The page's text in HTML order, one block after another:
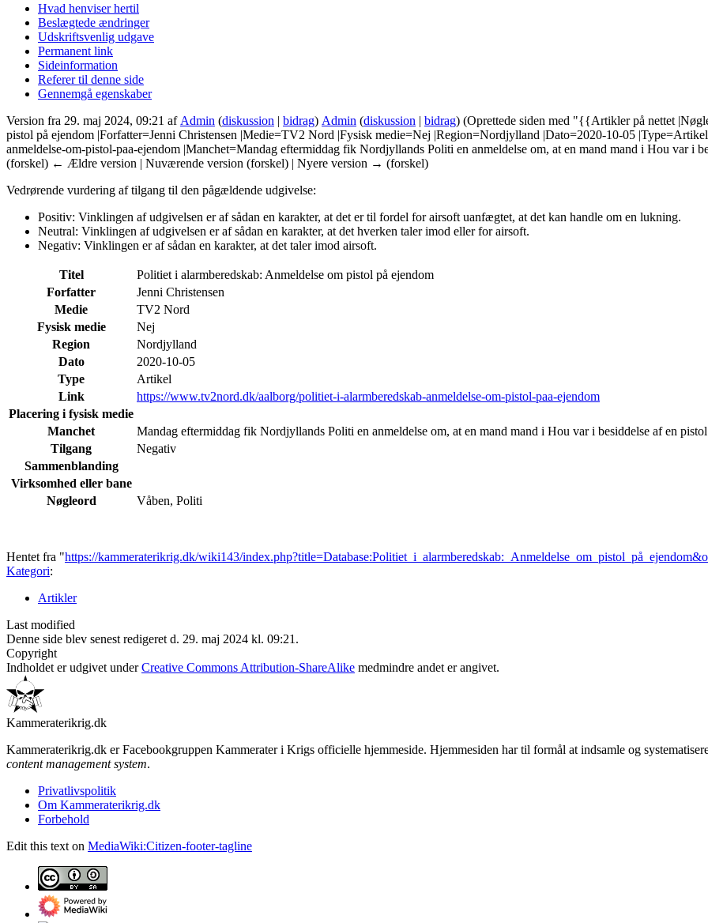
Hvad henviser hertil
Beslægtede ændringer
Udskriftsvenlig udgave
Permanent link
Sideinformation
Referer til denne side
Gennemgå egenskaber
Version fra 29. maj 2024, 09:21 af Admin (diskussion | bidrag) Admin (diskussion | bidrag) (Oprettede siden med "{{Artikler på nettet
pistol på ejendom |Forfatter=Jenni Christensen |Medie=TV2 Nord |Fysisk medie=Nej |Region=Nordjylland |Dato=2020-10-05
anmeldelse-om-pistol-paa-ejendom |Manchet=Mandag eftermiddag fik Nordjyllands Politi en anmeldelse om, at en mand mand i Hou var i
(forskel) ← Ældre version | Nuværende version (forskel) | Nyere version → (forskel)
Vedrørende vurdering af tilgang til den pågældende udgivelse:
Positiv: Vinklingen af udgivelsen er af sådan en karakter, at det er til fordel for airsoft uanfægtet, at det kan handle om en lukning.
Neutral: Vinklingen af udgivelsen er af sådan en karakter, at det hverken taler imod eller for airsoft.
Negativ: Vinklingen er af sådan en karakter, at det taler imod airsoft.
Titel
Politiet i alarmberedskab: Anmeldelse om pistol på ejendom
Forfatter
Jenni Christensen
Medie
TV2 Nord
Fysisk medie
Nej
Region
Nordjylland
Dato
2020-10-05
Type
Artikel
Link
https://www.tv2nord.dk/aalborg/politiet-i-alarmberedskab-anmeldelse-om-pistol-paa-ejendom
Placering i fysisk medie
Manchet
Mandag eftermiddag fik Nordjyllands Politi en anmeldelse om, at en mand mand i Hou var i besiddelse af en
Tilgang
Negativ
Sammenblanding
Virksomhed eller bane
Nøgleord
Våben, Politi
Hentet fra "https://kammeraterikrig.dk/wiki143/
Kategori:
Artikler
Last modified
Denne side blev senest redigeret d. 29. maj 2024 kl. 09:21.
Copyright
Indholdet er udgivet underCreative Commons Attribution-ShareAlike medmindre andet er angivet.
Kammeraterikrig.dk
Kammeraterikrig.dk er Facebookgruppen Kammerater i Krigs officielle hjemmeside. Hjemmesiden har til formål at indsamle og
content management system.
Privatlivspolitik
Om Kammeraterikrig.dk
Forbehold
Edit this text on MediaWiki:Citizen-footer-tagline